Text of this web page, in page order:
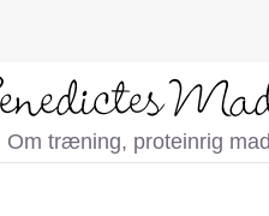
Om træning, proteinrig